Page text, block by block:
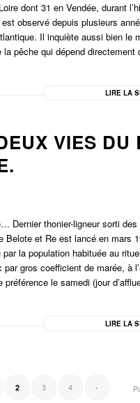
dont 31 en Vendée, durant
observé depuis plusieurs
Il inquiète aussi bien le
la pêche qui dépend
LIRE LA
VIES DU
Dernier thonier-ligneur sorti
Belote et Re est lancé en mars
la population habituée au
par gros coefficient de marée, à
préférence le samedi (jour
LIRE LA
2 3 4 ›